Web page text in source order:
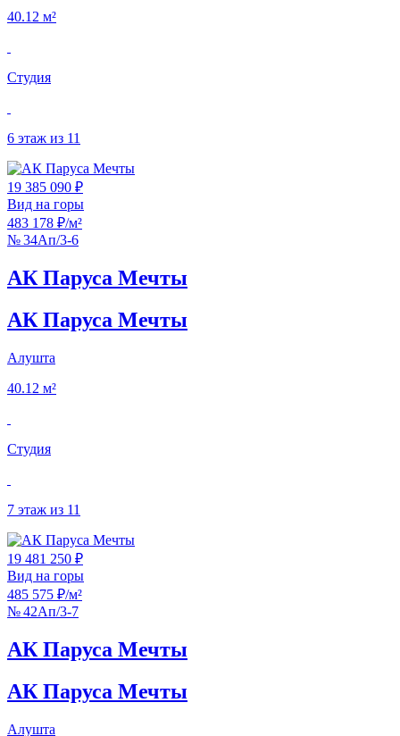
40.12 м²
Студия
6 этаж из 11
19 385 090 ₽
Вид на горы
483 178 ₽/м²
№ 34Ап/3-6
АК Паруса Мечты
АК Паруса Мечты
Алушта
40.12 м²
Студия
7 этаж из 11
19 481 250 ₽
Вид на горы
485 575 ₽/м²
№ 42Ап/3-7
АК Паруса Мечты
АК Паруса Мечты
Алушта